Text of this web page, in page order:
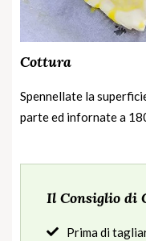
Cottura
Spennellate la
parte ed infornate a
Il Consiglio di
Prima di